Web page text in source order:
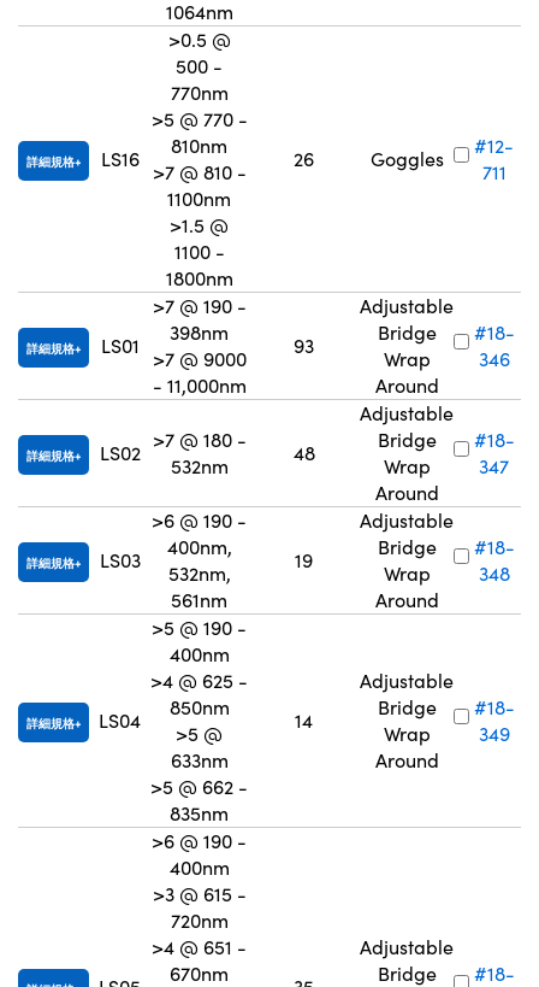
1064nm
詳細規格 LS16
>0.5 @
500 -
770nm
>5 @ 770 -
810nm
>7 @ 810 -
1100nm
>1.5 @
1100 -
1800nm
26 Goggles
#12-
711
詳細規格 LS01
>7 @ 190 -
398nm
>7 @ 9000
- 11,000nm
93
Adjustable
Bridge
Wrap
Around
#18-
346
詳細規格 LS02
>7 @ 180 -
532nm
48
Adjustable
Bridge
Wrap
Around
#18-
347
詳細規格 LS03
>6 @ 190 -
400nm,
532nm,
561nm
19
Adjustable
Bridge
Wrap
Around
#18-
348
詳細規格 LS04
>5 @ 190 -
400nm
>4 @ 625 -
850nm
>5 @
633nm
>5 @ 662 -
835nm
14
Adjustable
Bridge
Wrap
Around
#18-
349
>6 @ 190 -
400nm
>3 @ 615 -
720nm
>4 @ 651 -
670nm
Adjustable
Bridge
#18-